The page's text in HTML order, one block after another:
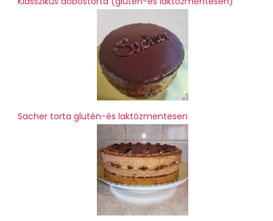
Sacher torta glutén-és laktózmentesen